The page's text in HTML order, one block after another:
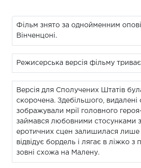
Фільм знято за однойменним
Вінченцоні.
Режисерська версія фільму
Версія для Сполучених Штатів
скорочена. Здебільшого, видалені
зображували мрії головного героя-
займався любовними стосунками
еротичних сцен залишилася лише
відвідує бордель і лягає в ліжко з
зовні схожа на Малену.